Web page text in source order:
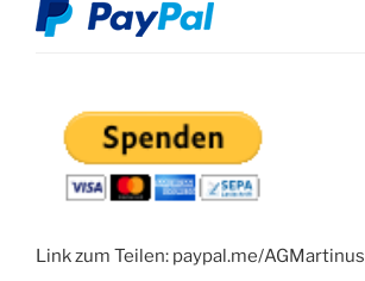
Link zum Teilen: paypal.me/AGMartinus